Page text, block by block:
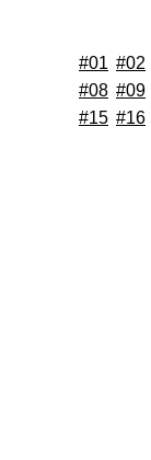
#01 #02
#08 #09
#15 #16